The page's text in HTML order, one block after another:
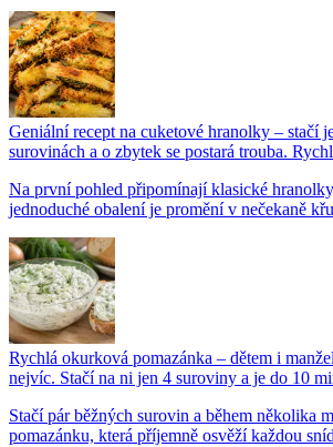
Geniální recept na cuketové hranolky – stačí
surovinách a o zbytek se postará trouba.
Na první pohled připomínají klasické
jednoduché obalení je promění v nečekaně
Rychlá okurková pomazánka – dětem i
nejvíc. Stačí na ni jen 4 suroviny a je do 10
Stačí pár běžných surovin a během několika
pomazánku, která příjemně osvěží každou